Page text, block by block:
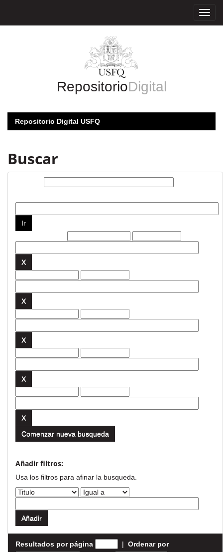
RepositorioDigital
Repositorio Digital USFQ
Buscar
Comenzar nueva busqueda
Añadir filtros:
Usa los filtros para afinar la busqueda.
Resultados por página | Ordenar por